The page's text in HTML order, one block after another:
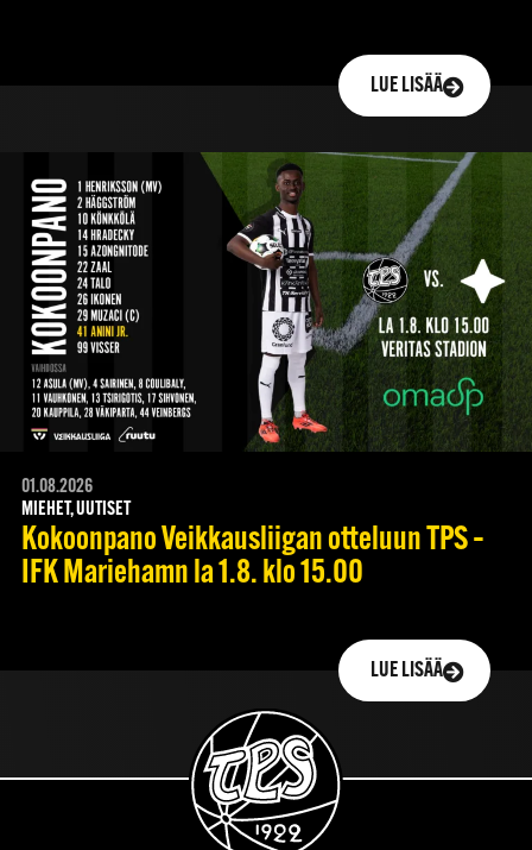
LUE LISÄÄ
01.08.2026
MIEHET, UUTISET
Kokoonpano Veikkausliigan otteluun TPS –
IFK Mariehamn la 1.8. klo 15.00
LUE LISÄÄ